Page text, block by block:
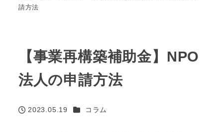
請方法
【事業再構築補助金】NPO
法人の申請方法
投稿日
2023.05.19 カテゴリー
コラム